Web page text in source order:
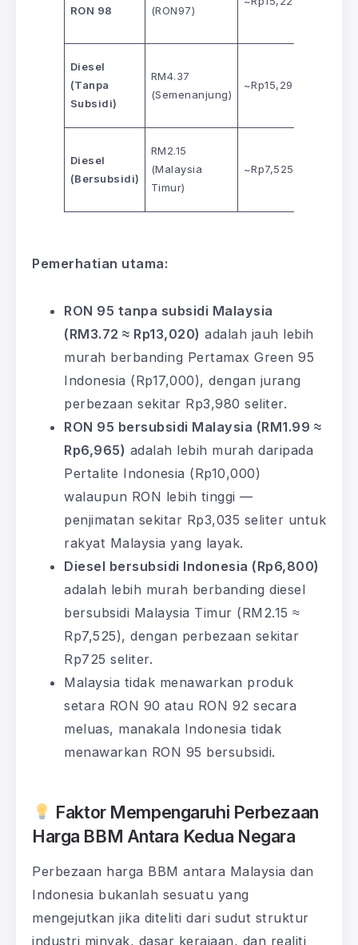
RON 98
(RON97)
Diesel
(Tanpa
Subsidi)
RM4.37
(Semenanjung)
~Rp15,295
Diesel
(Bersubsidi)
RM2.15
(Malaysia
Timur)
~Rp7,525
Pemerhatian utama:
RON 95 tanpa subsidi Malaysia
(RM3.72 ≈ Rp13,020) adalah jauh lebih
murah berbanding Pertamax Green 95
Indonesia (Rp17,000), dengan jurang
perbezaan sekitar Rp3,980 seliter.
RON 95 bersubsidi Malaysia (RM1.99 ≈
Rp6,965) adalah lebih murah daripada
Pertalite Indonesia (Rp10,000)
walaupun RON lebih tinggi —
penjimatan sekitar Rp3,035 seliter untuk
rakyat Malaysia yang layak.
Diesel bersubsidi Indonesia (Rp6,800)
adalah lebih murah berbanding diesel
bersubsidi Malaysia Timur (RM2.15 ≈
Rp7,525), dengan perbezaan sekitar
Rp725 seliter.
Malaysia tidak menawarkan produk
setara RON 90 atau RON 92 secara
meluas, manakala Indonesia tidak
menawarkan RON 95 bersubsidi.
Faktor Mempengaruhi Perbezaan
Harga BBM Antara Kedua Negara
Perbezaan harga BBM antara Malaysia dan
Indonesia bukanlah sesuatu yang
mengejutkan jika diteliti dari sudut struktur
industri minyak, dasar kerajaan, dan realiti